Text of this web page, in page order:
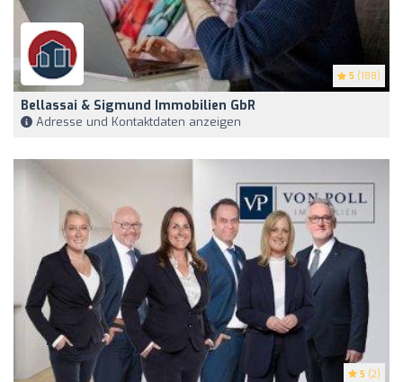
5 (188)
Bellassai & Sigmund Immobilien GbR
Adresse und Kontaktdaten anzeigen
5 (2)